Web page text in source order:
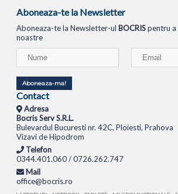
Aboneaza-te la Newsletter
Aboneaza-te la Newsletter-ul BOCRISpentru
noastre
Aboneaza-ma!
Contact
Adresa
Bocris Serv S.R.L.
Bulevardul Bucuresti nr. 42C, Ploiesti, Prahova
Vizavi de Hipodrom
Telefon
0344.401.060 / 0726.262.747
Mail
office@bocris.ro